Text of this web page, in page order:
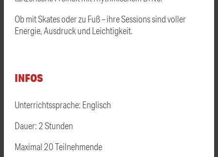
Ob mit Skates oder zu Fuß – ihre Sessions sind voller
Energie, Ausdruck und Leichtigkeit.
INFOS
Unterrichtssprache: Englisch
Dauer: 2 Stunden
Maximal 20 Teilnehmende